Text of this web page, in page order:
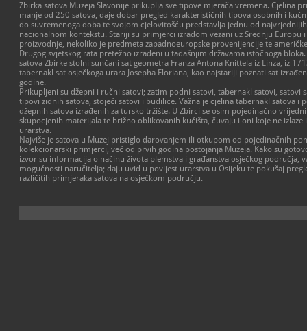
Zbirka satova Muzeja Slavonije prikuplja sve tipove mjerača vremena. Cjelina
manje od 250 satova, daje dobar pregled karakterističnih tipova osobnih i
do suvremenoga doba te svojom cjelovitošću predstavlja jednu od
nacionalnom kontekstu. Stariji su primjerci izradom vezani uz Srednju Europu
proizvodnje, nekoliko je predmeta zapadnoeuropske provenijencije te
Drugog svjetskog rata pretežno izrađeni u tadašnjim državama istočnoga
satova Zbirke stolni sunčani sat geometra Franza Antona Knittela iz Linza, iz
tabernakl sat osječkoga urara Josepha Floriana, kao najstariji poznati sat
godine.
Prikupljeni su džepni i ručni satovi; zatim podni satovi, tabernakl satovi, satovi
tipovi zidnih satova, stojeći satovi i budilice. Važna je cjelina tabernakl satova i
džepnih satova izrađenih za tursko tržište. U Zbirci se osim pojedinačno
skupocjenih materijala te brižno oblikovanih kućišta, čuvaju i oni koje ne izlaze
urarstva.
Najviše je satova u Muzej pristiglo darovanjem ili otkupom od pojedinačnih
kolekcionarski primjerci, već od prvih godina postojanja Muzeja. Kako su
izvor su informacija o načinu života plemstva i građanstva osječkog područja,
mogućnosti naručitelja; daju uvid u povijest urarstva u Osijeku te pokušaj
različitih primjeraka satova na osječkom području.